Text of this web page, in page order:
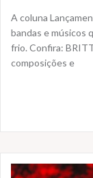
A coluna
bandas e músicos
frio. Confira:
composições e